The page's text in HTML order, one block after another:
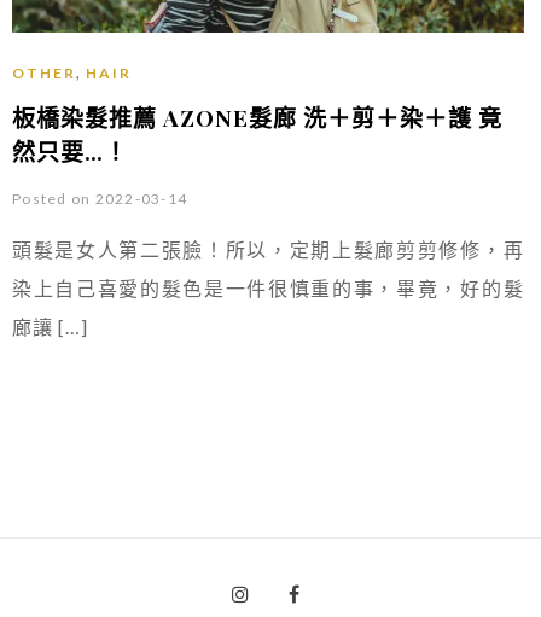
OTHER , HAIR
板橋染髮推薦 AZONE髮廊 洗＋剪＋染＋護 竟
然只要…！
Posted on 2022-03-14
頭髮是女人第二張臉！所以，定期上髮廊剪剪修修，再
染上自己喜愛的髮色是一件很慎重的事，畢竟，好的髮
廊讓 […]